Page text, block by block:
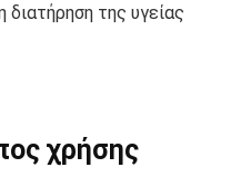
διατήρηση της υγείας
χρήσης